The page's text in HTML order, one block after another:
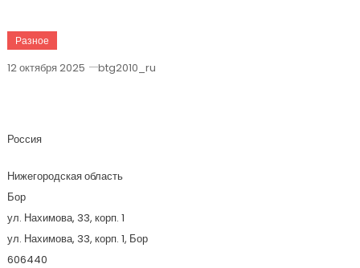
Разное
12 октября 2025 btg2010_ru
Россия
Нижегородская область
Бор
ул. Нахимова, 33, корп. 1
ул. Нахимова, 33, корп. 1, Бор
606440